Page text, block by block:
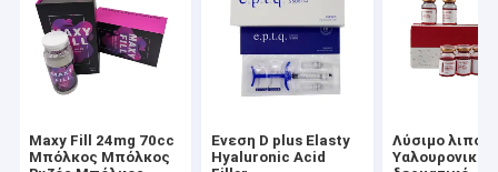
Maxy Fill 24mg 70cc
Μπόλκος Μπόλκος
Ένεση D plus Elasty
Hyaluronic Acid
Λύσιμο
Υαλουρονικό